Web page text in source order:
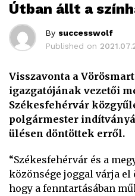
Útban állt a
By successwolf
Published on
Visszavonta a
igazgatójának vezetői
Székesfehérvár
polgármester
ülésen döntöttek erről.
“Székesfehérvár és a
közönsége joggal várja
hogy a fenntartásában